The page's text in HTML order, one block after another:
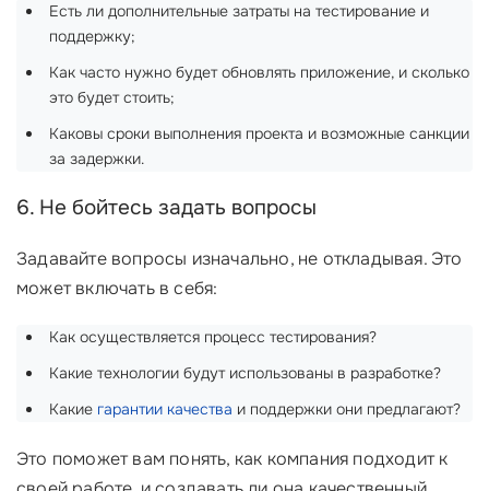
Есть ли дополнительные затраты на тестирование и
поддержку;
Как часто нужно будет обновлять приложение, и сколько
это будет стоить;
Каковы сроки выполнения проекта и возможные санкции
за задержки.
6. Не бойтесь задать вопросы
Задавайте вопросы изначально, не откладывая. Это
может включать в себя:
Как осуществляется процесс тестирования?
Какие технологии будут использованы в разработке?
Какие гарантии качества и поддержки они предлагают?
Это поможет вам понять, как компания подходит к